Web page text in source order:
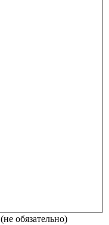
(не обязательно)